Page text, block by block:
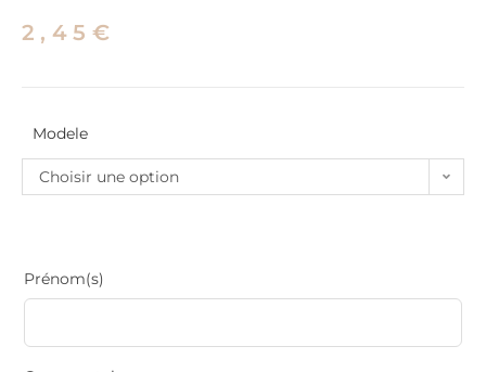
2,45 €
Modele
Choisir une option
Prénom(s)